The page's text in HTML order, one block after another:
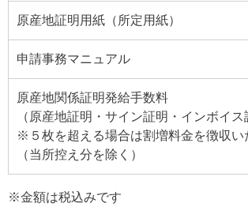
原産地証明用紙（所定用紙）
申請事務マニュアル
原産地関係証明発給手数料
（原産地証明・サイン証明・インボイス
※５枚を超える場合は割増料金を徴収い
（当所控え分を除く）
※金額は税込みです